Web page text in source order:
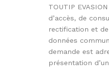
TOUTIP
d’accès, de
rectification et
données
demande est
présentation